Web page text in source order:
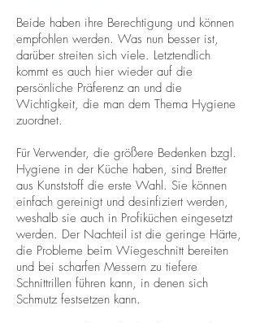
Beide haben ihre Berechtigung und können
empfohlen werden. Was nun besser ist,
darüber streiten sich viele. Letztendlich
kommt es auch hier wieder auf die
persönliche Präferenz an und die
Wichtigkeit, die man dem Thema Hygiene
zuordnet.
Für Verwender, die größere Bedenken bzgl.
Hygiene in der Küche haben, sind Bretter
aus Kunststoff die erste Wahl. Sie können
einfach gereinigt und desinfiziert werden,
weshalb sie auch in Profiküchen eingesetzt
werden. Der Nachteil ist die geringe Härte,
die Probleme beim Wiegeschnitt bereiten
und bei scharfen Messern zu tiefere
Schnittrillen führen kann, in denen sich
Schmutz festsetzen kann.